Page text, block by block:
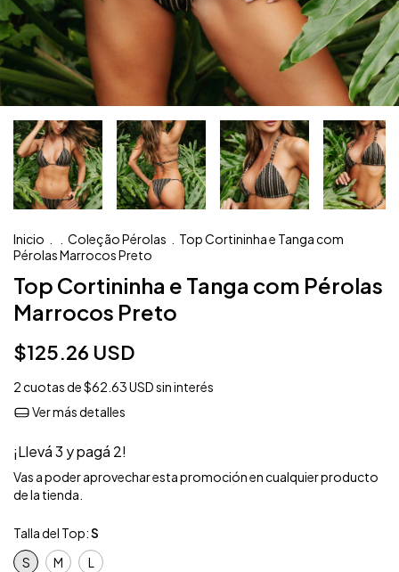
Inicio Coleção Pérolas
Top Cortininha e Tanga com
Pérolas Marrocos Preto
Top Cortininha e Tanga com Pérolas
Marrocos Preto
$125.26 USD
2cuotas de$62.63 USDsin interés
Ver más detalles
¡Llevá 3 y pagá 2!
Vas a poder aprovechar esta promoción en cualquier producto
de la tienda.
Talla del Top:S
S
M L